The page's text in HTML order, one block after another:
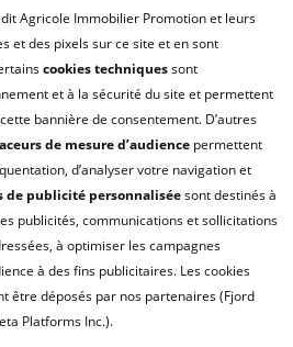
SUR LE SITE ?
PLAN DU SITE
SOMMES NOUS ?
GESTION DES COOKIES
TRANSACTION
GESTION LOCATIVE
DONNÉES PERSONNELLES
Agricole Immobilier Promotion et leurs
et des pixels sur ce site et en sont
cookies techniquessont
et à la sécurité du site et permettent
bannière de consentement. D’autres
de mesure d’audience permettent
d’analyser votre navigation et
de publicité personnaliséesont destinés à
publicités, communications et sollicitations
à optimiser les campagnes
à des fins publicitaires. Les cookies
être déposés par nos partenaires (Fjord
Platforms Inc.).